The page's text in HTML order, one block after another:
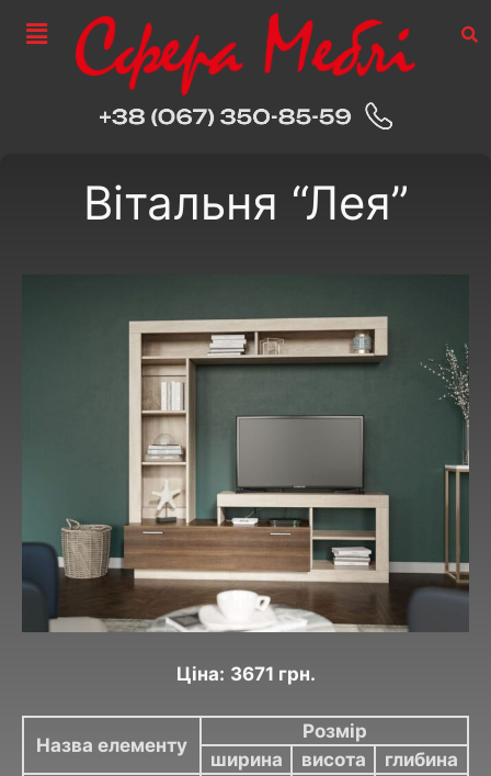
Вітальня “Лея”
Ціна: 3671 грн.
Назва елементу
Розмір
ширина
висота
глибина